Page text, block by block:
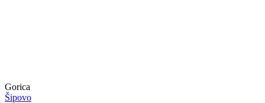
Gorica
Šipovo